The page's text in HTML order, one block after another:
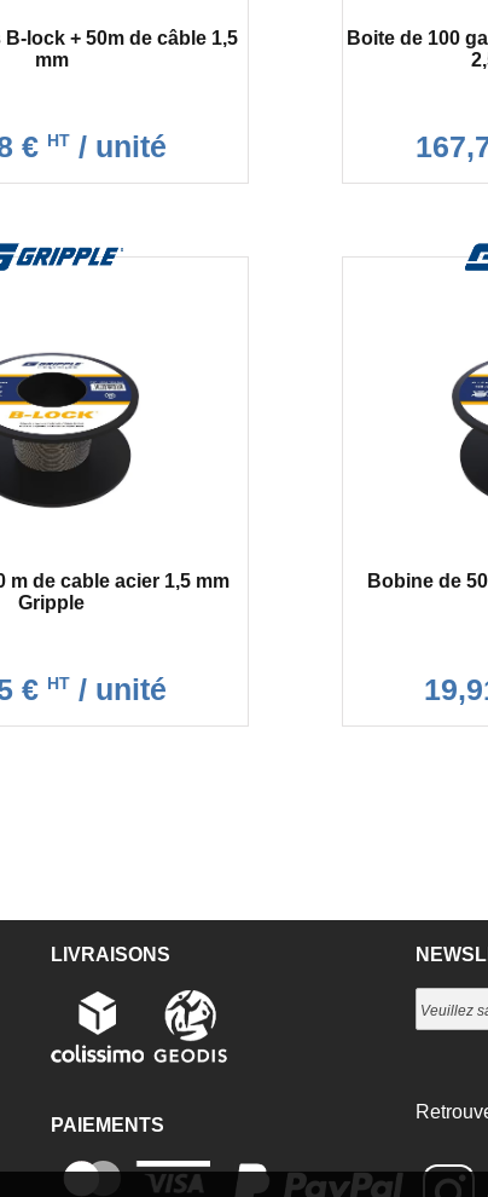
B-lock + 50m de câble 1,5
mm
€ HT/ unité
Boite de 100
m de cable acier 1,5 mm
Gripple
€ HT/ unité
Bobine de
LIVRAISONS
PAIEMENTS